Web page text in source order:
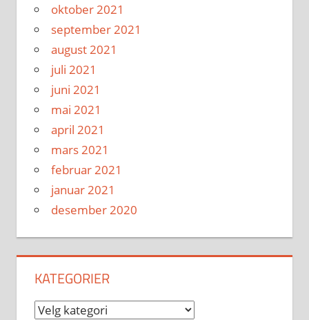
oktober 2021
september 2021
august 2021
juli 2021
juni 2021
mai 2021
april 2021
mars 2021
februar 2021
januar 2021
desember 2020
KATEGORIER
Kategorier